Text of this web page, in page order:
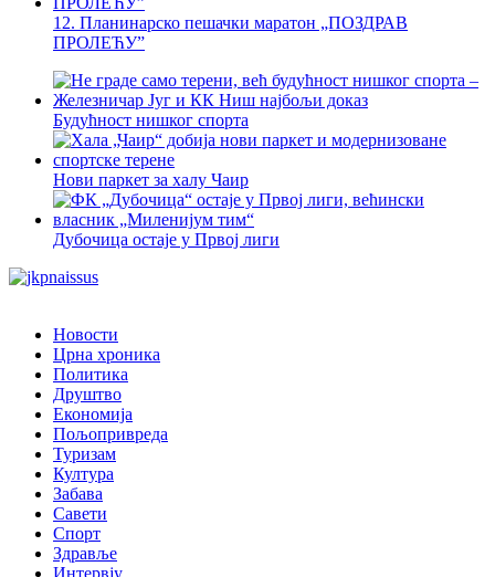
12. Планинарско пешачки маратон „ПОЗДРАВ
ПРОЛЕЋУ”
Будућност нишког спорта
Нови паркет за халу Чаир
Дубочица остаје у Првој лиги
Новости
Црна хроника
Политика
Друштво
Економија
Пољопривреда
Туризам
Култура
Забава
Савети
Спорт
Здравље
Интервју